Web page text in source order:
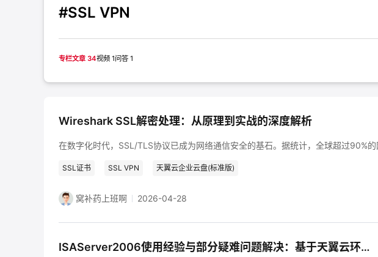
一站式科研助手，海外资源安全访问平台，助
中小企业服务商合作专区
#SSL VPN
专栏文章 34视频 1问答 1
Wireshark SSL解密处理：从原理到实战的深度解析
SSL证书 SSL VPN 天翼云企业云盘(标准版)
窝补药上班啊 2026-04-28
ISAServer2006使用经验与部分疑难问题解决：基于天翼云环境的深度实践